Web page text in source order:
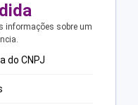
informações sobre um
do CNPJ